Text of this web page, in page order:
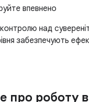
впевнено
контролю над
забезпечують
про роботу в